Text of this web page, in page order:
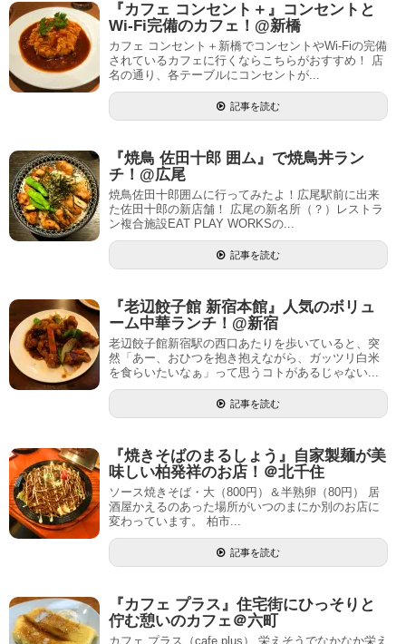
『カフェ コンセント＋』コンセントと
Wi-Fi完備のカフェ！@新橋
カフェ コンセント＋新橋でコンセントやWi-Fiの完備
されているカフェに行くならこちらがおすすめ！ 店
名の通り、各テーブルにコンセントが...
記事を読む
『焼鳥 佐田十郎 囲ム』で焼鳥丼ラン
チ！@広尾
焼鳥佐田十郎囲ムに行ってみたよ！広尾駅前に出来
た佐田十郎の新店舗！ 広尾の新名所（？）レストラ
ン複合施設EAT PLAY WORKSの...
記事を読む
『老辺餃子館 新宿本館』人気のボリュ
ーム中華ランチ！@新宿
老辺餃子館新宿駅の西口あたりを歩いていると、突
然「あー、おひつを抱き抱えながら、ガッツリ白米
を食らいたいなぁ」って思うコトがあるじゃない...
記事を読む
『焼きそばのまるしょう』自家製麺が美
味しい柏発祥のお店！＠北千住
ソース焼きそば・大（800円）＆半熟卵（80円） 居
酒屋かえるのあった場所がいつのまにか別のお店に
変わっています。 柏市...
記事を読む
『カフェ プラス』住宅街にひっそりと
佇む憩いのカフェ＠六町
カフェ プラス（cafe plus） 栄えそうでなかなか栄え